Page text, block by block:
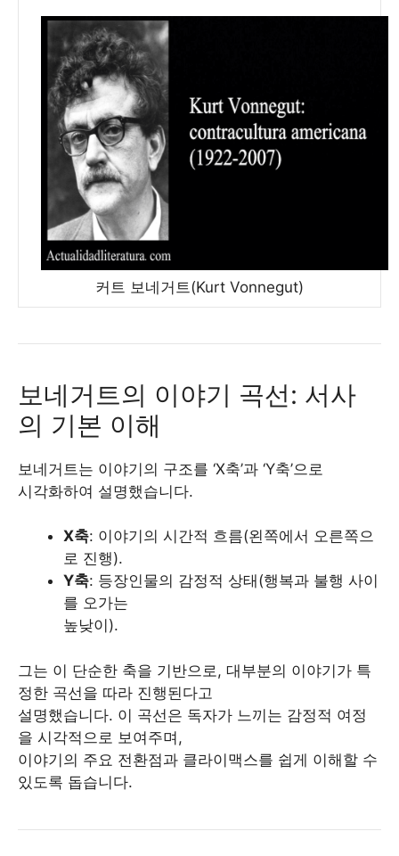
커트 보네거트(Kurt Vonnegut)
보네거트의 이야기 곡선: 서사
의 기본 이해
보네거트는 이야기의 구조를 ‘X축’과 ‘Y축’으로
시각화하여 설명했습니다.
X축: 이야기의 시간적 흐름(왼쪽에서 오른쪽으
로 진행).
Y축: 등장인물의 감정적 상태(행복과 불행 사이
를 오가는
높낮이).
그는 이 단순한 축을 기반으로, 대부분의 이야기가 특
정한 곡선을 따라 진행된다고
설명했습니다. 이 곡선은 독자가 느끼는 감정적 여정
을 시각적으로 보여주며,
이야기의 주요 전환점과 클라이맥스를 쉽게 이해할 수
있도록 돕습니다.